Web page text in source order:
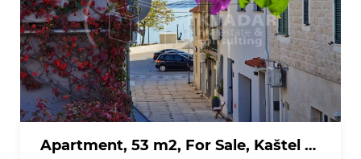
Apartment, 53 m2, For Sale, Kaštel Stari